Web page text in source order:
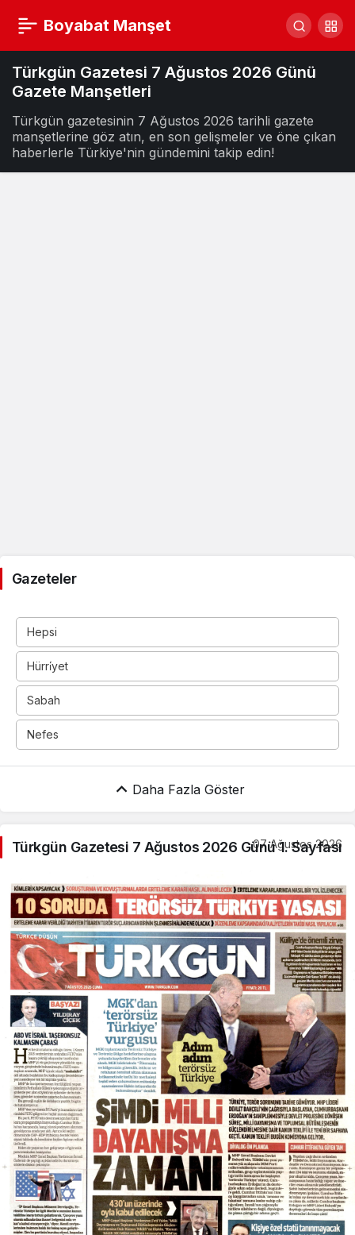
Boyabat Manşet
Türkgün Gazetesi 7 Ağustos 2026 Günü
Gazete Manşetleri
Türkgün gazetesinin 7 Ağustos 2026 tarihli gazete
manşetlerine göz atın, en son gelişmeler ve öne çıkan
haberlerle Türkiye'nin gündemini takip edin!
Gazeteler
Hepsi
Hürri̇yet
Sabah
Nefes
Daha Fazla Göster
Türkgün Gazetesi 7 Ağustos 2026 Günü 1. Sayfası
07 Ağustos 2026